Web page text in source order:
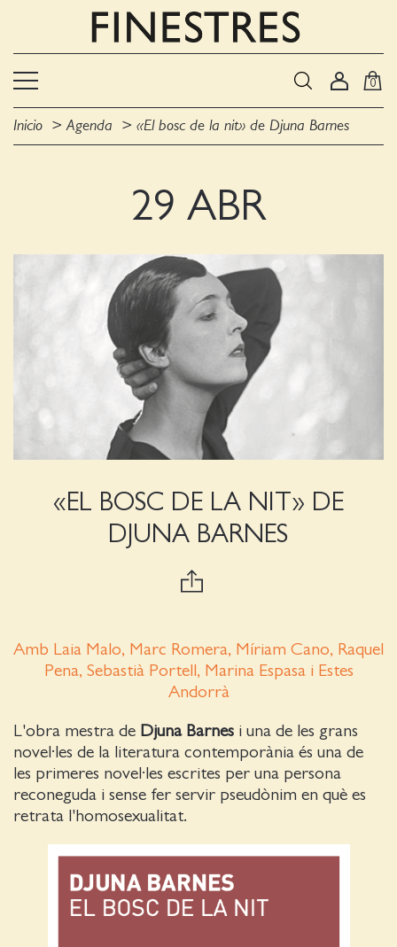
0
Inicio Agenda «El bosc de la nit» de Djuna Barnes
29 ABR
«EL BOSC DE LA NIT» DE
DJUNA BARNES
Amb Laia Malo, Marc Romera, Míriam Cano, Raquel
Pena, Sebastià Portell, Marina Espasa i Estes
Andorrà
L'obra mestra de Djuna Barnes i una de les grans
novel·les de la literatura contemporània és una de
les primeres novel·les escrites per una persona
reconeguda i sense fer servir pseudònim en què es
retrata l'homosexualitat.